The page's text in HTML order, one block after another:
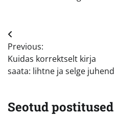
Navigeerimine
Previous:
Kuidas korrektselt kirja
saata: lihtne ja selge juhend
Seotud postitused